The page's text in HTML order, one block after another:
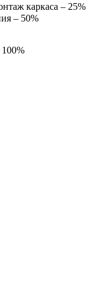
каркаса – 25%
– 50%
100%